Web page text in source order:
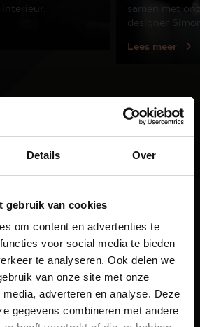
Details Over
gebruik van cookies
om content en advertenties te
voor social media te bieden
te analyseren. Ook delen we
van onze site met onze
adverteren en analyse. Deze
gegevens combineren met andere
samen met
designer
Lees meer
handgemaakte
Nederlands
en design